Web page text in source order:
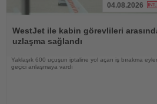
Oku
04.08.2026
WestJet ile kabin görevlileri
uzlaşma sağlandı
Yaklaşık 600 uçuşun iptaline yol açan iş bırakma
geçici anlaşmaya vardı